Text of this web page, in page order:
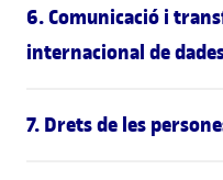
6. Comunicació i
internacional de
7. Drets de les